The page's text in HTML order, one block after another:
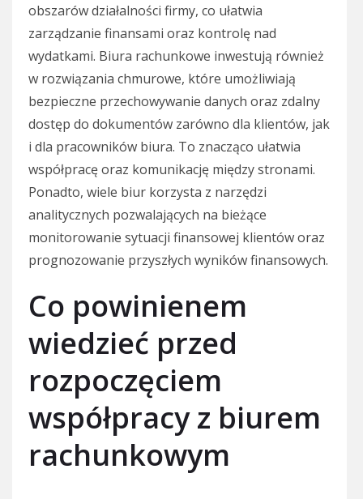
obszarów działalności firmy, co ułatwia
zarządzanie finansami oraz kontrolę nad
wydatkami. Biura rachunkowe inwestują również
w rozwiązania chmurowe, które umożliwiają
bezpieczne przechowywanie danych oraz zdalny
dostęp do dokumentów zarówno dla klientów, jak
i dla pracowników biura. To znacząco ułatwia
współpracę oraz komunikację między stronami.
Ponadto, wiele biur korzysta z narzędzi
analitycznych pozwalających na bieżące
monitorowanie sytuacji finansowej klientów oraz
prognozowanie przyszłych wyników finansowych.
Co powinienem
wiedzieć przed
rozpoczęciem
współpracy z biurem
rachunkowym